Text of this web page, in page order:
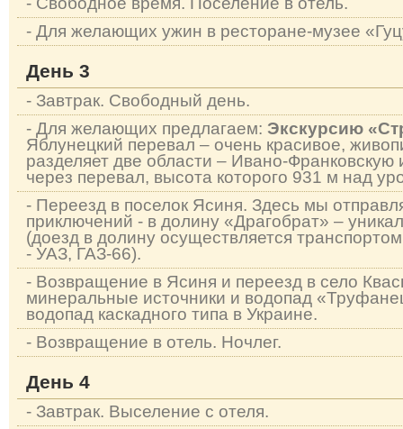
- Для желающих ужин в ресторане-музее
День 3
- Завтрак. Свободный день.
- Для желающих предлагаем: Экскурсию
Яблунецкий перевал – очень красивое,
разделяет две области – Ивано-Франковскую
через перевал, высота которого 931 м над
- Переезд в поселок Ясиня. Здесь мы
приключений - в долину «Драгобрат» –
(доезд в долину осуществляется
- УАЗ, ГАЗ-66).
- Возвращение в Ясиня и переезд в село
минеральные источники и водопад
водопад каскадного типа в Украине.
- Возвращение в отель. Ночлег.
День 4
- Завтрак. Выселение с отеля.